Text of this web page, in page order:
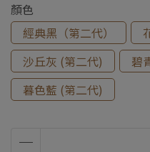
顏色
經典黑（第二代）
沙丘灰 (第二代)
碧
暮色藍 (第二代)